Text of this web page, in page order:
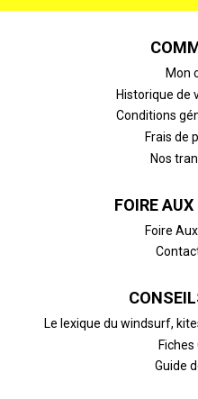
Mon
Historique de
Conditions
Frais de
Nos
FOIRE
Foire
Le lexique du windsurf,
Fiches
Guide